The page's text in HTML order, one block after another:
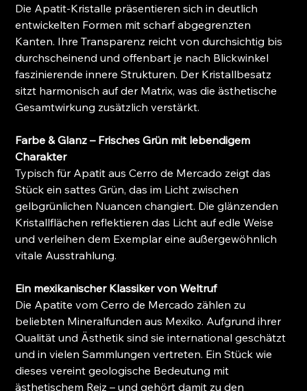
Die Apatit-Kristalle präsentieren sich in deutlich
entwickelten Formen mit scharf abgegrenzten
Kanten. Ihre Transparenz reicht von durchsichtig bis
durchscheinend und offenbart je nach Blickwinkel
faszinierende innere Strukturen. Der Kristallbesatz
sitzt harmonisch auf der Matrix, was die ästhetische
Gesamtwirkung zusätzlich verstärkt.
Farbe & Glanz – Frisches Grün mit lebendigem
Charakter
Typisch für Apatit aus Cerro de Mercado zeigt das
Stück ein sattes Grün, das im Licht zwischen
gelbgrünlichen Nuancen changiert. Die glänzenden
Kristallflächen reflektieren das Licht auf edle Weise
und verleihen dem Exemplar eine außergewöhnlich
vitale Ausstrahlung.
Ein mexikanischer Klassiker von Weltruf
Die Apatite vom Cerro de Mercado zählen zu
beliebten Mineralfunden aus Mexiko. Aufgrund ihrer
Qualität und Ästhetik sind sie international geschätzt
und in vielen Sammlungen vertreten. Ein Stück wie
dieses vereint geologische Bedeutung mit
ästhetischem Reiz – und gehört damit zu den